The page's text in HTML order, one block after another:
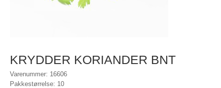
KRYDDER KORIANDER BNT
Varenummer: 16606
Pakkestørrelse: 10